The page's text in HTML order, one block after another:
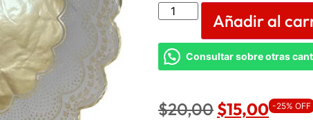
Añadir al
Consultar sobre otras
$20,00 $15,00 -25% OFF